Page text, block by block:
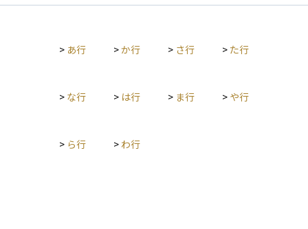
> あ行 >か行 > さ行 > た行
> な行 > は行 > ま行 > や行
> ら行 > わ行